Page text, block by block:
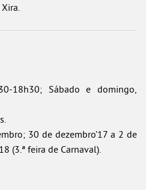
18h30; Sábado e domingo,
30 de dezembro’17 a 2 de
(3.ª feira de Carnaval).